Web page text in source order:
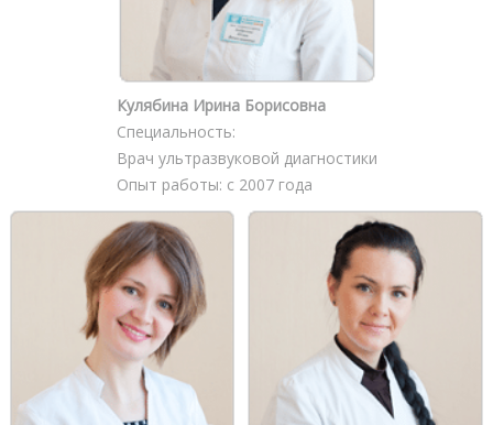
Кулябина Ирина Борисовна
Специальность:
Врач ультразвуковой диагностики
Опыт работы: с 2007 года